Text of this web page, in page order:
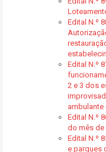
Edital N.º
Edital N.º
2 e 3 dos
ambulante
Edital N.º
do mês de
Edital N.º
e parques